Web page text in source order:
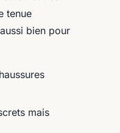
tenue
bien pour
mais